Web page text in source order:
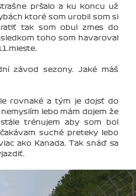
pršalo a ku koncu už
ktoré som urobil som si
tak som obul zmes do
toho som havaroval
závod sezony. Jaké máš
rovnaké a tým je dojsť do
lebo mám dojem že
trénujem aby som bol
suché preteky lebo
ako Kanada. Tak snáď sa